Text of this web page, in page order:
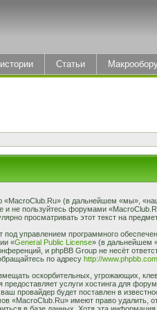
Статьи
«MacroClub.Ru» (в дальнейшем «мы»,
и не пользуйтесь форумами
просматривать этот текст на
управлением программного
«General Public License» (в дальнейшем
и phpBB Group не несёт
по адресу http://
оскорбительных, угрожающих,
предоставляет услуги хостинга для
провайдер будет поставлен в
«MacroClub.Ru» имеют право удалить,